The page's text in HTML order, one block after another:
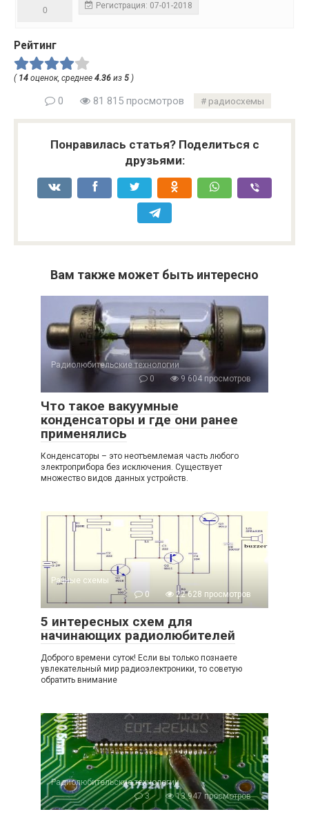
0 Регистрация: 07-01-2018
Рейтинг
( 14 оценок, среднее 4.36 из 5 )
0 81 815 просмотров радиосхемы
Понравилась статья? Поделиться с
друзьями:
Вам также может быть интересно
Радиолюбительские технологии
0
9 604 просмотров
Что такое вакуумные
конденсаторы и где они ранее
применялись
Конденсаторы – это неотъемлемая часть любого
электроприбора без исключения. Существует
множество видов данных устройств.
Разные схемы
0
22 628 просмотров
5 интересных схем для
начинающих радиолюбителей
Доброго времени суток! Если вы только познаете
увлекательный мир радиоэлектроники, то советую
обратить внимание
Радиолюбительские технологии
3
13 947 просмотров